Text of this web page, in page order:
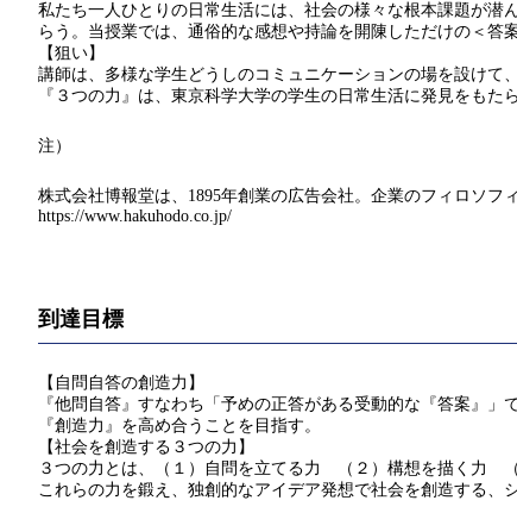
私たち一人ひとりの日常生活には、社会の様々な根本課題が
らう。当授業では、通俗的な感想や持論を開陳しただけの＜答
【狙い】
講師は、多様な学生どうしのコミュニケーションの場を設けて
『３つの力』は、東京科学大学の学生の日常生活に発見をもた
注）
株式会社博報堂は、1895年創業の広告会社。企業のフィロソフ
https://www.hakuhodo.co.jp/
到達目標
【自問自答の創造力】
『他問自答』すなわち「予めの正答がある受動的な『答案』
『創造力』を高め合うことを目指す。
【社会を創造する３つの力】
３つの力とは、（１）自問を立てる力 （２）構想を描く力
これらの力を鍛え、独創的なアイデア発想で社会を創造する、